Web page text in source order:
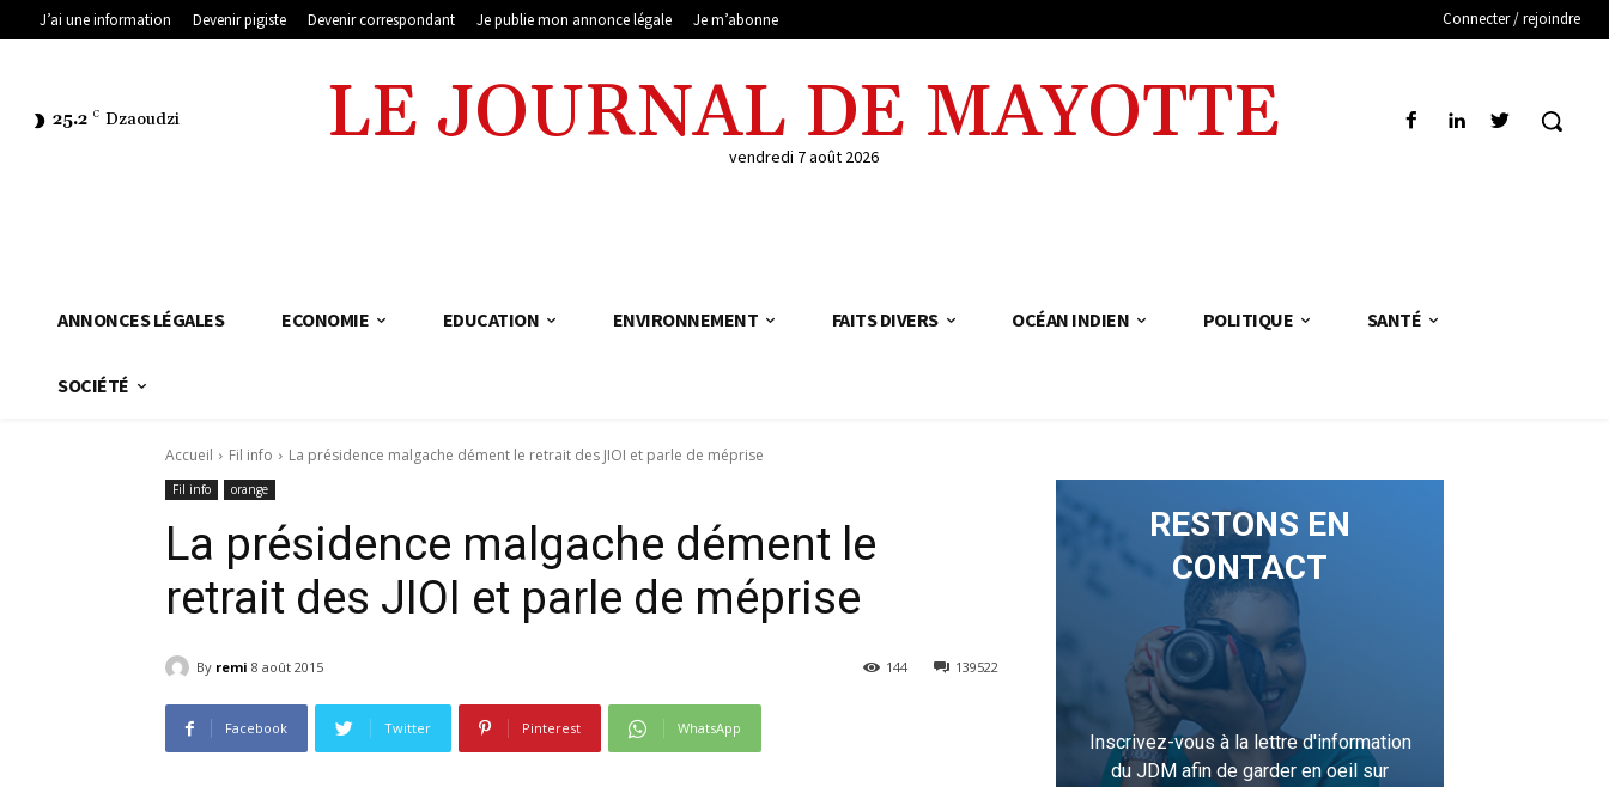
J’ai une information Devenir pigiste Devenir correspondant Je publie mon annonce légale Je m’abonne Connecter / rejoindre
25.2 C Dzaoudzi LE JOURNAL DE MAYOTTE
vendredi 7 août 2026
ANNONCES LÉGALES ECONOMIE EDUCATION ENVIRONNEMENT FAITS DIVERS OCÉAN INDIEN POLITIQUE SANTÉ
SOCIÉTÉ
Accueil Fil info La présidence malgache dément le retrait des JIOI et parle de méprise
Fil info orange
La présidence malgache dément le
retrait des JIOI et parle de méprise
By remi 8 août 2015 139522
144
Facebook Twitter Pinterest WhatsApp
RESTONS EN
CONTACT
Inscrivez-vous à la lettre d'information
du JDM afin de garder en oeil sur